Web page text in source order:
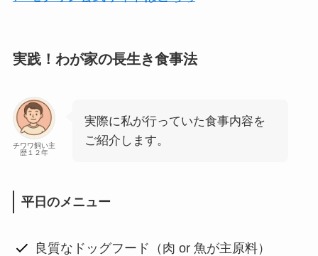
実践！わが家の長生き食事法
チワワ飼い主
歴１２年
実際に私が行っていた食事内容を
ご紹介します。
平日のメニュー
良質なドッグフード（肉 or 魚が主原料）